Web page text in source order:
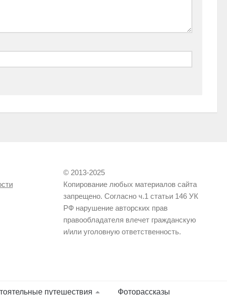
© 2013-2025
Копирование любых материалов сайта
запрещено. Согласно ч.1 статьи 146 УК
РФ нарушение авторских прав
правообладателя влечет гражданскую
и/или уголовную ответственность.
путешествия Фоторассказы